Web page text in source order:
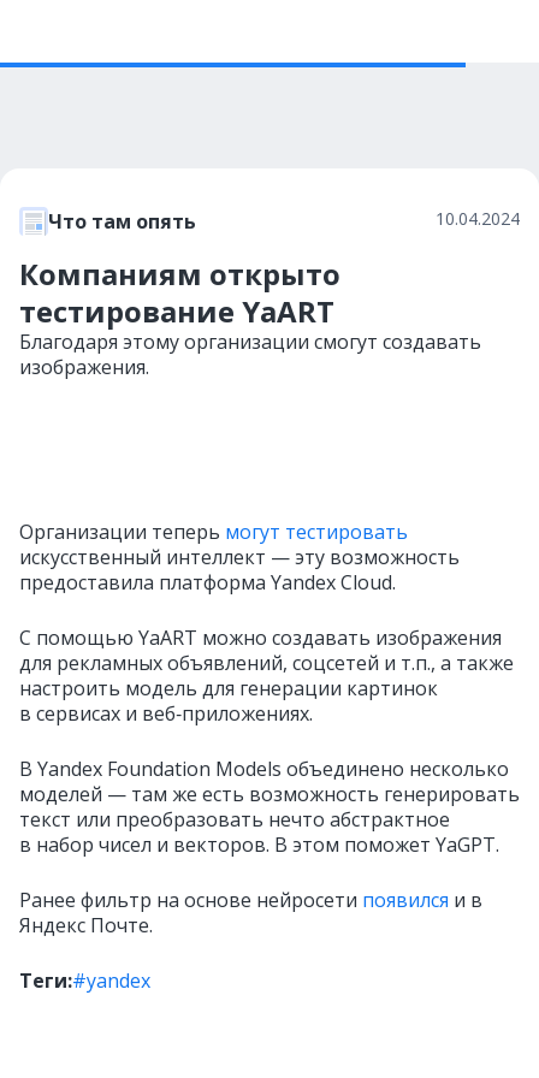
Что там опять 10.04.2024
Компаниям открыто
тестирование YaART
Благодаря этому организации смогут создавать
изображения.
Организации теперь могут тестировать
искусственный интеллект — эту возможность
предоставила платформа Yandex Cloud.
С помощью YaART можно создавать изображения
для рекламных объявлений, соцсетей и т.п., а также
настроить модель для генерации картинок
в сервисах и веб‑приложениях.
В Yandex Foundation Models объединено несколько
моделей — там же есть возможность генерировать
текст или преобразовать нечто абстрактное
в набор чисел и векторов. В этом поможет YaGPT.
Ранее фильтр на основе нейросети появился и в
Яндекс Почте.
Теги:#yandex